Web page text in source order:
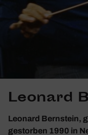
Leonard
Leonard Bernstein,
gestorben 1990 in